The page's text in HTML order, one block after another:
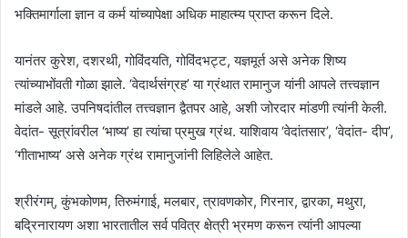
भक्तिमार्गाला ज्ञान व कर्म यांच्यापेक्षा अधिक माहात्म्य प्राप्त करून दिले.
यानंतर कुरेश, दशरथी, गोविंदयति, गोविंदभट्ट, यज्ञमूर्त असे अनेक शिष्य
त्यांच्याभोंवती गोळा झाले. ‘वेदार्थसंग्रह’ या ग्रंथात रामानुज यांनी आपले तत्त्वज्ञान
मांडले आहे. उपनिषदांतील तत्त्वज्ञान द्वैतपर आहे, अशी जोरदार मांडणी त्यांनी केली.
वेदांत- सूत्रांवरील ‘भाष्य’ हा त्यांचा प्रमुख ग्रंथ. याशिवाय ‘वेदांतसार’, ‘वेदांत- दीप’,
‘गीताभाष्य’ असे अनेक ग्रंथ रामानुजांनी लिहिलेले आहेत.
श्रीरंगम्, कुंभकोणम, तिरुमंगाई, मलबार, त्रावणकोर, गिरनार, द्वारका, मथुरा,
बद्रिनारायण अशा भारतातील सर्व पवित्र क्षेत्री भ्रमण करून त्यांनी आपल्या